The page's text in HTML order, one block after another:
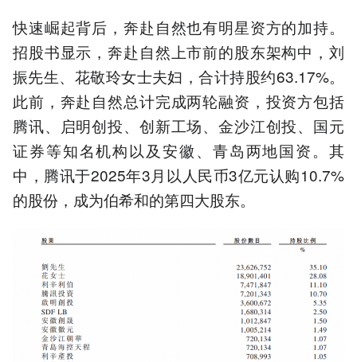
快速崛起背后，奔赴自然也有明星资方的加持。
招股书显示，奔赴自然上市前的股东架构中，刘
振先生、花敬玲女士夫妇，合计持股约63.17%。
此前，奔赴自然总计完成两轮融资，投资方包括
腾讯、启明创投、创新工场、金沙江创投、国元
证券等知名机构以及安徽、青岛两地国资。其
中，腾讯于2025年3月以人民币3亿元认购10.7%
的股份，成为伯希和的第四大股东。